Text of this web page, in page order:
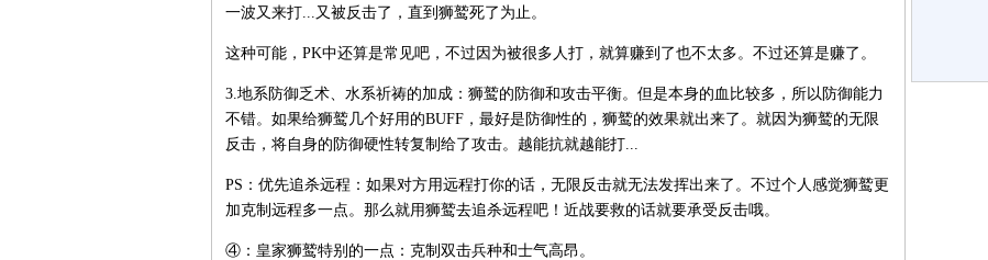
一波又来打...又被反击了，直到狮鹫死了为止。
这种可能，PK中还算是常见吧，不过因为被很多人打，就算赚到了也不太多。不过还算是赚了。
3.地系防御乏术、水系祈祷的加成：狮鹫的防御和攻击平衡。但是本身的血比较多，所以防御能力
不错。如果给狮鹫几个好用的BUFF，最好是防御性的，狮鹫的效果就出来了。就因为狮鹫的无限
反击，将自身的防御硬性转复制给了攻击。越能抗就越能打...
PS：优先追杀远程：如果对方用远程打你的话，无限反击就无法发挥出来了。不过个人感觉狮鹫更
加克制远程多一点。那么就用狮鹫去追杀远程吧！近战要救的话就要承受反击哦。
④：皇家狮鹫特别的一点：克制双击兵种和士气高昂。